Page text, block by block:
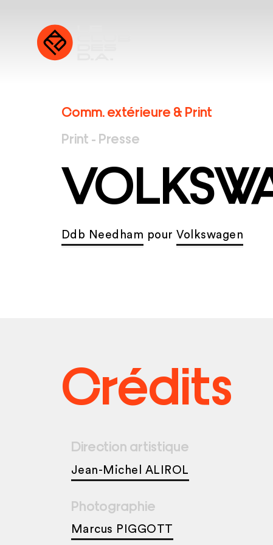
Comm. extérieure & Print
Print - Presse
Ddb Needham pour Volkswagen
Crédits
Direction artistique
Jean-Michel ALIROL
Photographie
Marcus PIGGOTT